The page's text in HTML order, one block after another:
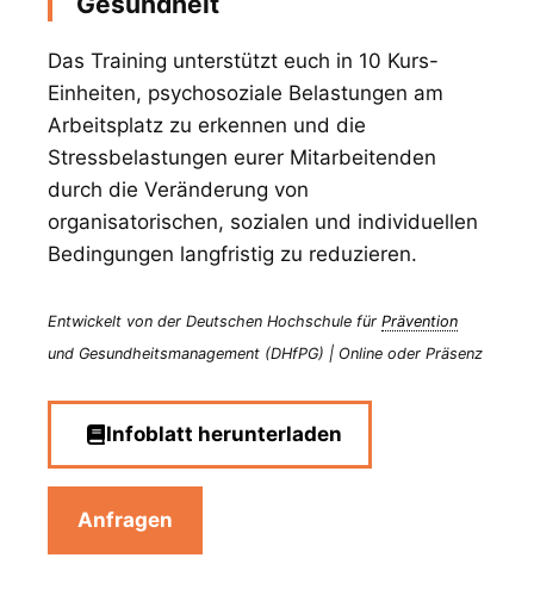
Das Training unterstützt euch in 10 Kurs-
Einheiten, psychosoziale Belastungen am
Arbeitsplatz zu erkennen und die
Stressbelastungen eurer Mitarbeitenden
durch die Veränderung von
organisatorischen, sozialen und individuellen
Bedingungen langfristig zu reduzieren.
Entwickelt von der Deutschen Hochschule für Prävention
und Gesundheitsmanagement (DHfPG) | Online oder Präsenz
Infoblatt herunterladen
Anfragen